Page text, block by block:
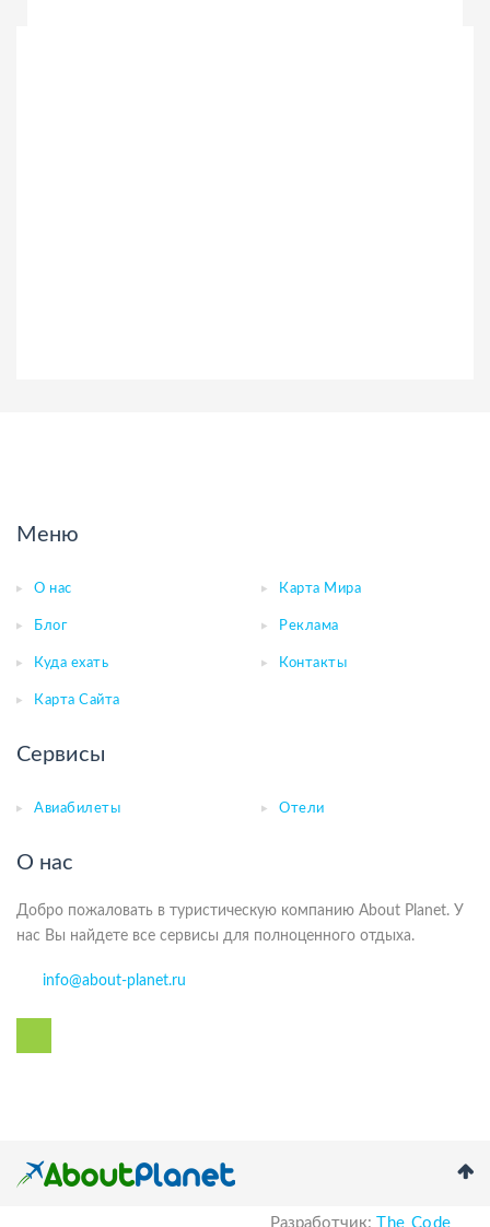
Меню
О нас Карта Мира
Блог Реклама
Куда ехать Контакты
Карта Сайта
Сервисы
Авиабилеты Отели
О нас
Добро пожаловать в туристическую компанию About Planet. У
нас Вы найдете все сервисы для полноценного отдыха.
info@about-planet.ru
Разработчик: The Code